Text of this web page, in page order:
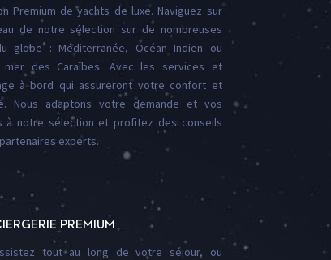
Premium de yachts de luxe. Naviguez sur
de notre sélection sur de nombreuses
globe : Méditerranée, Océan Indien ou
mer des Caraïbes. Avec les services et
à bord qui assureront votre confort et
Nous adaptons votre demande et vos
à notre sélection et profitez des conseils
experts.
PREMIUM
tout au long de votre séjour, ou